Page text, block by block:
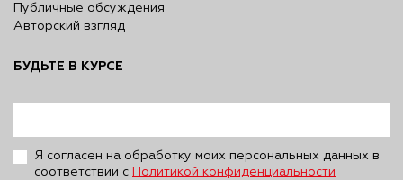
Публичные обсуждения
Авторский взгляд
БУДЬТЕ В КУРСЕ
Я согласен на обработку моих персональных данных в
соответствии с
Политикой конфиденциальности